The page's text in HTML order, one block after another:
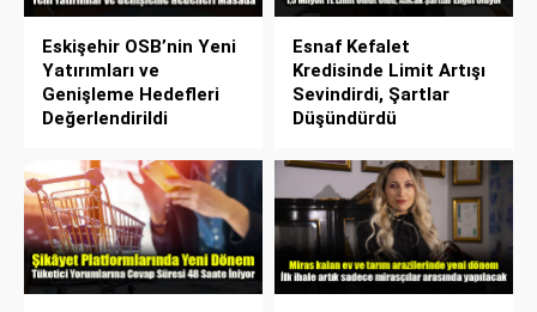
Eskişehir OSB’nin Yeni
Yatırımları ve
Genişleme Hedefleri
Değerlendirildi
Esnaf Kefalet
Kredisinde Limit Artışı
Sevindirdi, Şartlar
Düşündürdü